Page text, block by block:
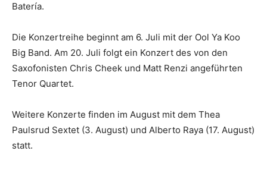
Batería.
Die Konzertreihe beginnt am 6. Juli mit der Ool Ya Koo
Big Band. Am 20. Juli folgt ein Konzert des von den
Saxofonisten Chris Cheek und Matt Renzi angeführten
Tenor Quartet.
Weitere Konzerte finden im August mit dem Thea
Paulsrud Sextet (3. August) und Alberto Raya (17. August)
statt.